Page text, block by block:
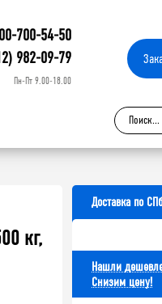
700-54-50
982-09-79
Пн-Пт 9.00-18.00
кг,
Доставка по
Нашли
Cнизим цену!